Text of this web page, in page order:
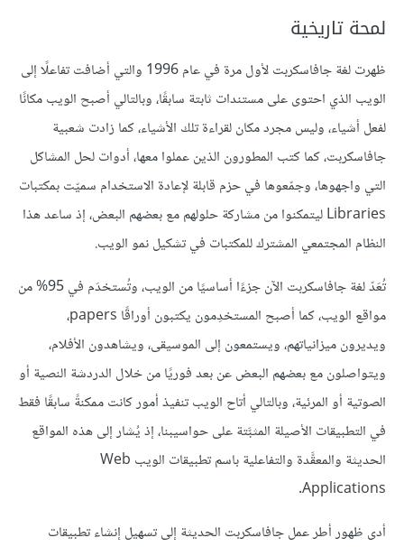
لمحة تاريخية
ظهرت لغة جافاسكربت لأول مرة في عام 1996 والتي أضافت تفاعلًا إلى
الويب الذي احتوى على مستندات ثابتة سابقًا، وبالتالي أصبح الويب مكانًا
لفعل أشياء، وليس مجرد مكان لقراءة تلك الأشياء، كما زادت شعبية
جافاسكربت، كما كتب المطورون الذين عملوا معها، أدوات لحل المشاكل
التي واجهوها، وجمّعوها في حزم قابلة لإعادة الاستخدام سميّت بمكتبات
Libraries ليتمكنوا من مشاركة حلولهم مع بعضهم البعض، إذ ساعد هذا
النظام المجتمعي المشترك للمكتبات في تشكيل نمو الويب.
تُعَدّ لغة جافاسكربت الآن جزءًا أساسيًا من الويب، وتُستخدَم في 95% من
مواقع الويب، كما أصبح المستخدِمون يكتبون أوراقًا papers،
ويديرون ميزانياتهم، ويستمعون إلى الموسيقى، ويشاهدون الأفلام،
ويتواصلون مع بعضهم البعض عن بعد فوريًا من خلال الدردشة النصية أو
الصوتية أو المرئية، وبالتالي أتاح الويب تنفيذ أمور كانت ممكنةً سابقًا فقط
في التطبيقات الأصيلة المثبَّتة على حواسيبنا، إذ يُشار إلى هذه المواقع
الحديثة والمعقَّدة والتفاعلية باسم تطبيقات الويب Web
Applications.
أدى ظهور أطر عمل جافاسكربت الحديثة إلى تسهيل إنشاء تطبيقات